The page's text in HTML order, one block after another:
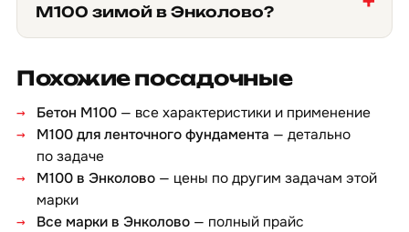
М100 зимой в Энколово?
Похожие посадочные
Бетон М100 — все характеристики и применение
М100 для ленточного фундамента — детально
по задаче
М100 в Энколово — цены по другим задачам этой
марки
Все марки в Энколово — полный прайс